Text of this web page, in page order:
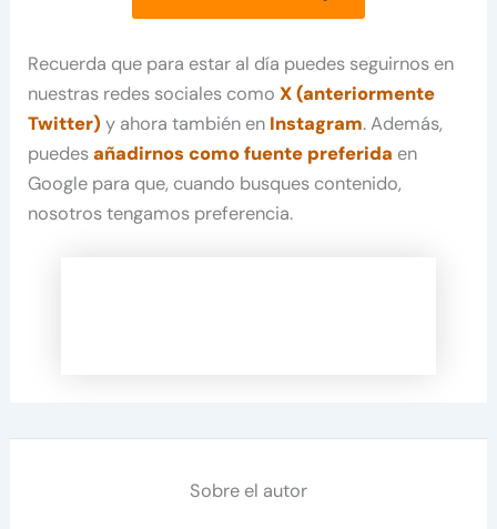
Recuerda que para estar al día puedes seguirnos en
nuestras redes sociales comoX (anteriormente
Twitter) y ahora también en Instagram. Además,
puedesañadirnos como fuente preferida en
Google para que, cuando busques contenido,
nosotros tengamos preferencia.
Sobre el autor